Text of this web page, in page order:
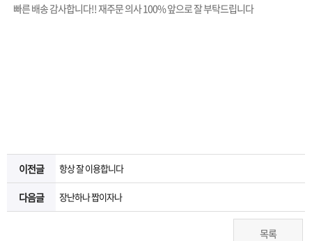
[2026구정 연휴]설 연휴 배송 및 휴무 안내
빠른 배송 감사합니다!! 재주문 의사 100% 앞으로 잘 부탁드립니다
이전글 항상 잘 이용합니다
다음글 장난하나 짭이자나
목록